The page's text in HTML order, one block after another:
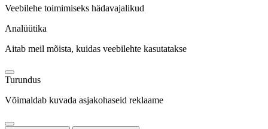
Veebilehe toimimiseks hädavajalikud
Analüütika
Aitab meil mõista, kuidas veebilehte kasutatakse
Turundus
Võimaldab kuvada asjakohaseid reklaame